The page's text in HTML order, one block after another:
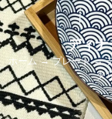
ディナ
ホーム→プレート→
タ